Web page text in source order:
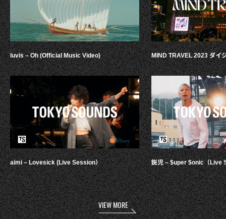
luvis – Oh (Official Music Video)
aimi – Lovesick (Live Session）
MIND TRAVEL 2023 ダイ
鋭児 – $uper $onic（Live
VIEW MORE